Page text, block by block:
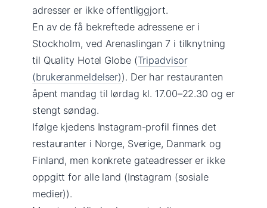
adresser er ikke offentliggjort.
En av de få bekreftede adressene er i
Stockholm, ved Arenaslingan 7 i tilknytning
til Quality Hotel Globe (Tripadvisor
(brukeranmeldelser)). Der har restauranten
åpent mandag til lørdag kl. 17.00–22.30 og er
stengt søndag.
Ifølge kjedens Instagram-profil finnes det
restauranter i Norge, Sverige, Danmark og
Finland, men konkrete gateadresser er ikke
oppgitt for alle land (Instagram (sosiale
medier)).